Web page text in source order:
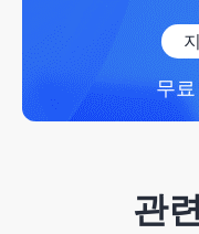
무
관